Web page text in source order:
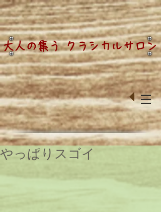
大人の集う クラシカルサロン
やっぱりスゴイ